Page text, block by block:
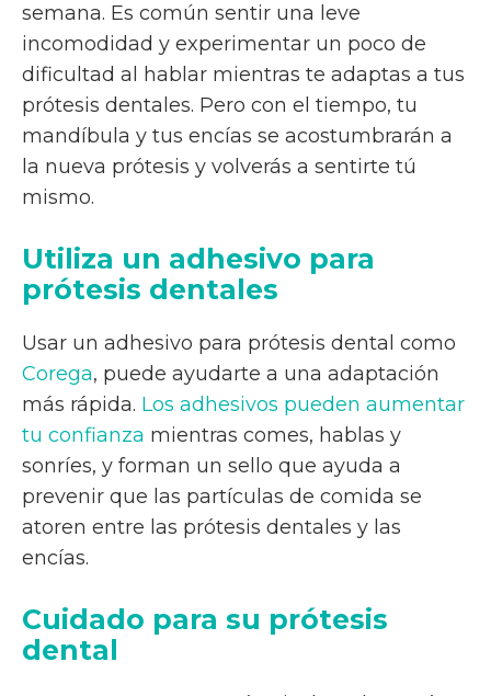
semana. Es común sentir una leve
incomodidad y experimentar un poco de
dificultad al hablar mientras te adaptas a tus
prótesis dentales. Pero con el tiempo, tu
mandíbula y tus encías se acostumbrarán a
la nueva prótesis y volverás a sentirte tú
mismo.
Utiliza un adhesivo para
prótesis dentales
Usar un adhesivo para prótesis dental como
Corega, puede ayudarte a una adaptación
más rápida. Los adhesivos pueden aumentar
tu confianza mientras comes, hablas y
sonríes, y forman un sello que ayuda a
prevenir que las partículas de comida se
atoren entre las prótesis dentales y las
encías.
Cuidado para su prótesis
dental